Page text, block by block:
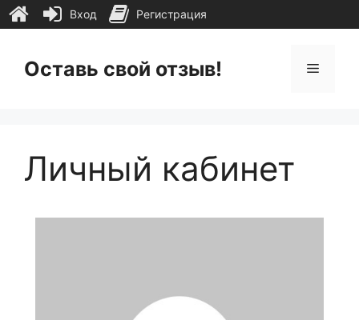
содержимому
Оставь свой отзыв! Меню
Личный кабинет
Вход Регистрация